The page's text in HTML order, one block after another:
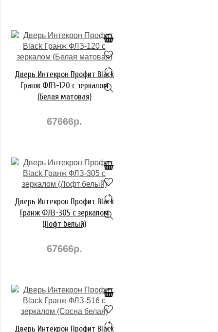
Дверь Интекрон Профит Black
Гранж ФЛЗ-120 с зеркалом
(Белая матовая)
67666р.
Дверь Интекрон Профит Black
Гранж ФЛЗ-305 с зеркалом
(Лофт белый)
67666р.
Дверь Интекрон Профит Black